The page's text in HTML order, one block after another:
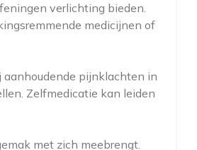
verlichting bieden.
medicijnen of
aanhoudende pijnklachten in
Zelfmedicatie kan leiden
met zich meebrengt.